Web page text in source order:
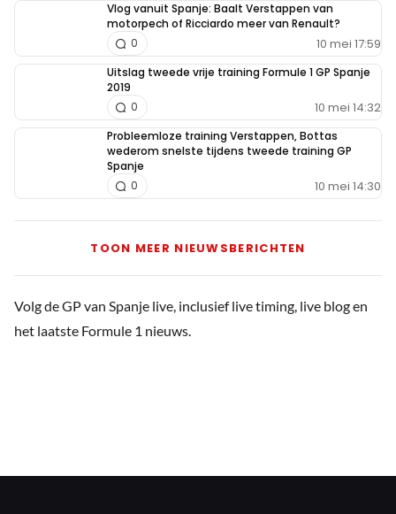
Vlog vanuit Spanje: Baalt Verstappen van
motorpech of Ricciardo meer van Renault?
10 mei 17:59
0
Uitslag tweede vrije training Formule 1 GP Spanje
2019
10 mei 14:32
0
Probleemloze training Verstappen, Bottas
wederom snelste tijdens tweede training GP
Spanje
10 mei 14:30
0
TOON MEER NIEUWSBERICHTEN
Volg de GP van Spanje live, inclusief live timing, live blog en
het laatste Formule 1 nieuws.